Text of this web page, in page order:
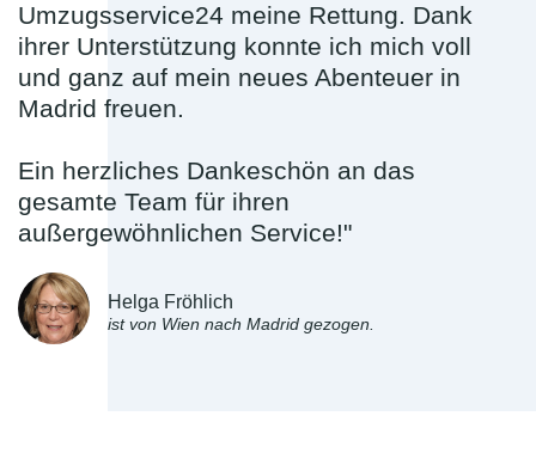
Umzugsservice24 meine Rettung. Dank
ihrer Unterstützung konnte ich mich voll
und ganz auf mein neues Abenteuer in
Madrid freuen.
Ein herzliches Dankeschön an das
gesamte Team für ihren
außergewöhnlichen Service!"
Helga Fröhlich
ist von Wien nach Madrid gezogen.